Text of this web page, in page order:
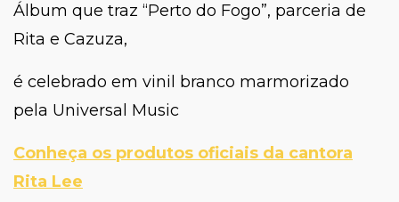
Álbum que traz “Perto do Fogo”, parceria de
Rita e Cazuza,
é celebrado em vinil branco marmorizado
pela Universal Music
Conheça os produtos oficiais da cantora
Rita Lee